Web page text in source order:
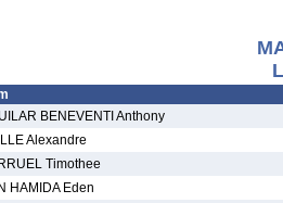
BENEVENTI Anthony
Alexandre
Timothee
HAMIDA Eden